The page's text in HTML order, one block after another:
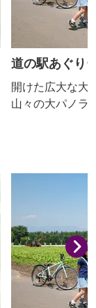
道の駅あぐり
ル
開けた広大な大
山々の大パノラ
していただけま